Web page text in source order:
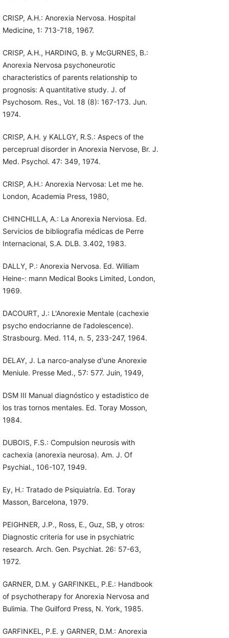
CRISP, A.H.: Anorexia Nervosa. Hospital
Medicine, 1: 713-718, 1967.
CRISP, A.H., HARDING, B. y McGURNES, B.:
Anorexia Nervosa psychoneurotic
characteristics of parents relationship to
prognosis: A quantitative study. J. of
Psychosom. Res., Vol. 18 (8): 167-173. Jun.
1974.
CRISP, A.H. y KALLGY, R.S.: Aspecs of the
perceprual disorder in Anorexia Nervose, Br. J.
Med. Psychol. 47: 349, 1974.
CRISP, A.H.: Anorexia Nervosa: Let me he.
London, Academia Press, 1980,
CHINCHILLA, A.: La Anorexia Nerviosa. Ed.
Servicios de bibliografia médicas de Perre
Internacional, S.A. DLB. 3.402, 1983.
DALLY, P.: Anorexia Nervosa. Ed. William
Heine-: mann Medical Books Limited, London,
1969.
DACOURT, J.: L'Anorexie Mentale (cachexie
psycho endocrianne de l'adolescence).
Strasbourg. Med. 114, n. 5, 233-247, 1964.
DELAY, J. La narco-analyse d'une Anorexie
Meniule. Presse Med., 57: 577. Juin, 1949,
DSM III Manual diagnóstico y estadistico de
los tras tornos mentales. Ed. Toray Mosson,
1984.
DUBOIS, F.S.: Compulsion neurosis with
cachexia (anorexia neurosa). Am. J. Of
Psychial., 106-107, 1949.
Ey, H.: Tratado de Psiquiatría. Ed. Toray
Masson, Barcelona, 1979.
PEIGHNER, J.P., Ross, E., Guz, SB, y otros:
Diagnostic criteria for use in psychiatric
research. Arch. Gen. Psychiat. 26: 57-63,
1972.
GARNER, D.M. y GARFINKEL, P.E.: Handbook
of psychotherapy for Anorexia Nervosa and
Bulimia. The Guilford Press, N. York, 1985.
GARFINKEL, P.E. y GARNER, D.M.: Anorexia